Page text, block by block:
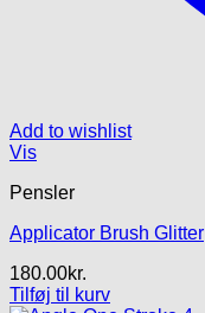
Add to wishlist
Vis
Pensler
Applicator Brush Glitter
180.00kr.
Tilføj til kurv